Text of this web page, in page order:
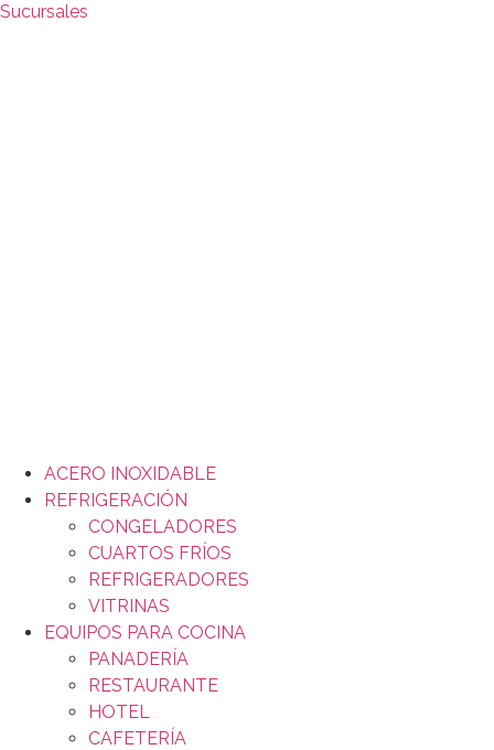
Sucursales
ACERO INOXIDABLE
REFRIGERACIÓN
CONGELADORES
CUARTOS FRÍOS
REFRIGERADORES
VITRINAS
EQUIPOS PARA COCINA
PANADERÍA
RESTAURANTE
HOTEL
CAFETERÍA